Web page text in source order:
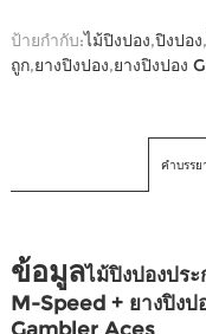
ป้ายกำกับ:ไม้ปิงปอง,ปิงปอง,
ถูก,ยางปิงปอง,ยางปิงปอง
คำบรร
ข้อมูลไม้ปิงปองปร
M-Speed + ยางปิงป
Gambler Aces